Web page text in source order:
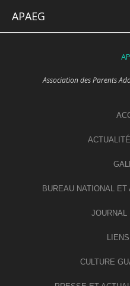
APAEG
Association des Parents
BUREAU NATIONAL
JOURNAL
CULTURE